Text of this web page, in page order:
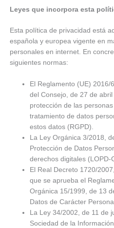
Leyes que incorpora esta
Esta política de privacidad está
española y europea vigente en
personales en internet. En
siguientes normas:
El Reglamento (UE)
del Consejo, de 27 de
protección de las
tratamiento de datos
estos datos (RGPD).
La Ley Orgánica 3/2018,
Protección de Datos
derechos digitales (LOPD-
El Real Decreto 1720/
que se aprueba el
Orgánica 15/1999, de 13
Datos de Carácter
La Ley 34/2002, de 11 de
Sociedad de la